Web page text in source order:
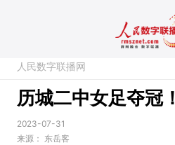
人民数字联播网
历城二中女足夺冠！
2023-07-31
来源： 东岳客